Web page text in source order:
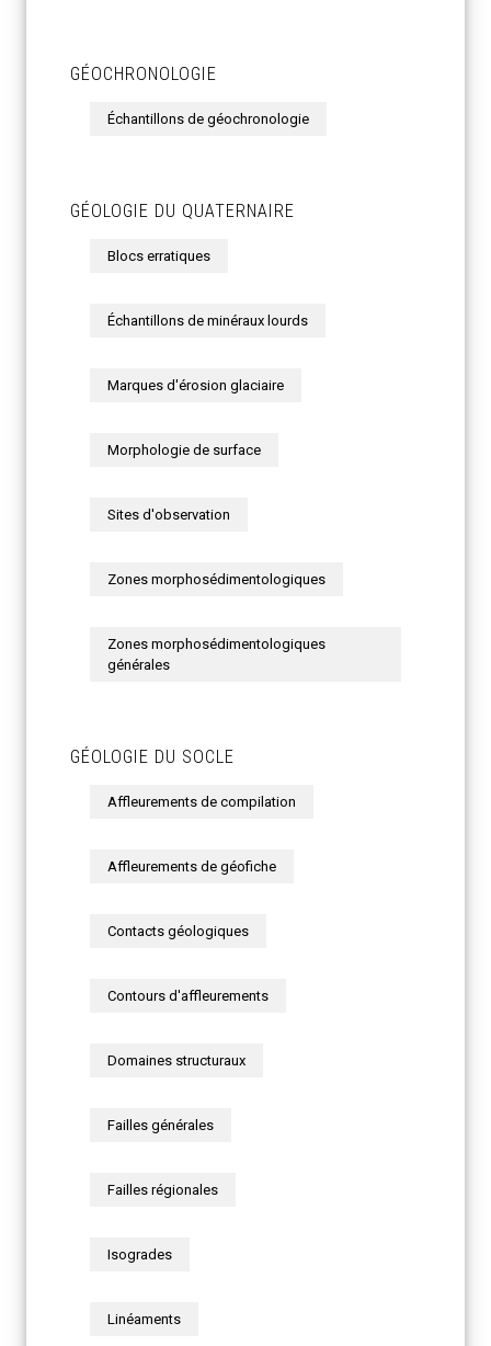
GÉOCHRONOLOGIE
Échantillons de géochronologie
GÉOLOGIE DU QUATERNAIRE
Blocs erratiques
Échantillons de minéraux lourds
Marques d'érosion glaciaire
Morphologie de surface
Sites d'observation
Zones morphosédimentologiques
Zones morphosédimentologiques
générales
GÉOLOGIE DU SOCLE
Affleurements de compilation
Affleurements de géofiche
Contacts géologiques
Contours d'affleurements
Domaines structuraux
Failles générales
Failles régionales
Isogrades
Linéaments